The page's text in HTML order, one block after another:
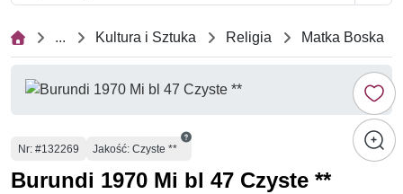
... Kultura i Sztuka Religia Matka Boska
Numer
Nr: #132269 Jakość: Czyste **
Burundi 1970 Mi bl 47 Czyste **